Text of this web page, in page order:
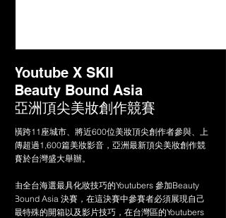
Youtube X SKII
Beauty Bound Asia
亞洲頂尖美妝創作競賽
橫跨11座城市、將近600位美妝頂尖創作者參與、上
傳超過1,600篇美妝影音，亞洲最新頂尖美妝創作競
賽於台灣盛大舉辦。
由全台海選最具化妝技巧的Youtubers 參加Beauty
Bound Asia 決賽，在這決賽中參賽者必須展現自己
最特殊的開箱以及影片技巧，在台灣區的Youtubers